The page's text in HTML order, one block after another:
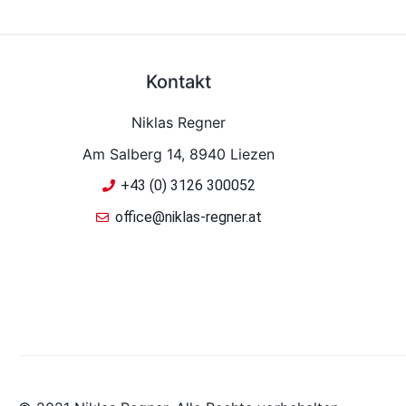
Kontakt
Niklas Regner
Am Salberg 14, 8940 Liezen
+43 (0) 3126 300052
office@niklas-regner.at